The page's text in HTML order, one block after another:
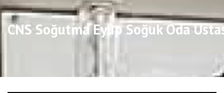
CNS Soğutma Eyüp Soğuk Oda